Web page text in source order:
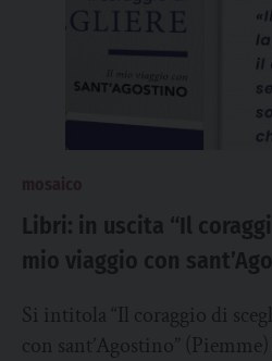
Libri: in uscita “Il
mio viaggio con
Si intitola “Il coraggio di
con sant’Agostino”